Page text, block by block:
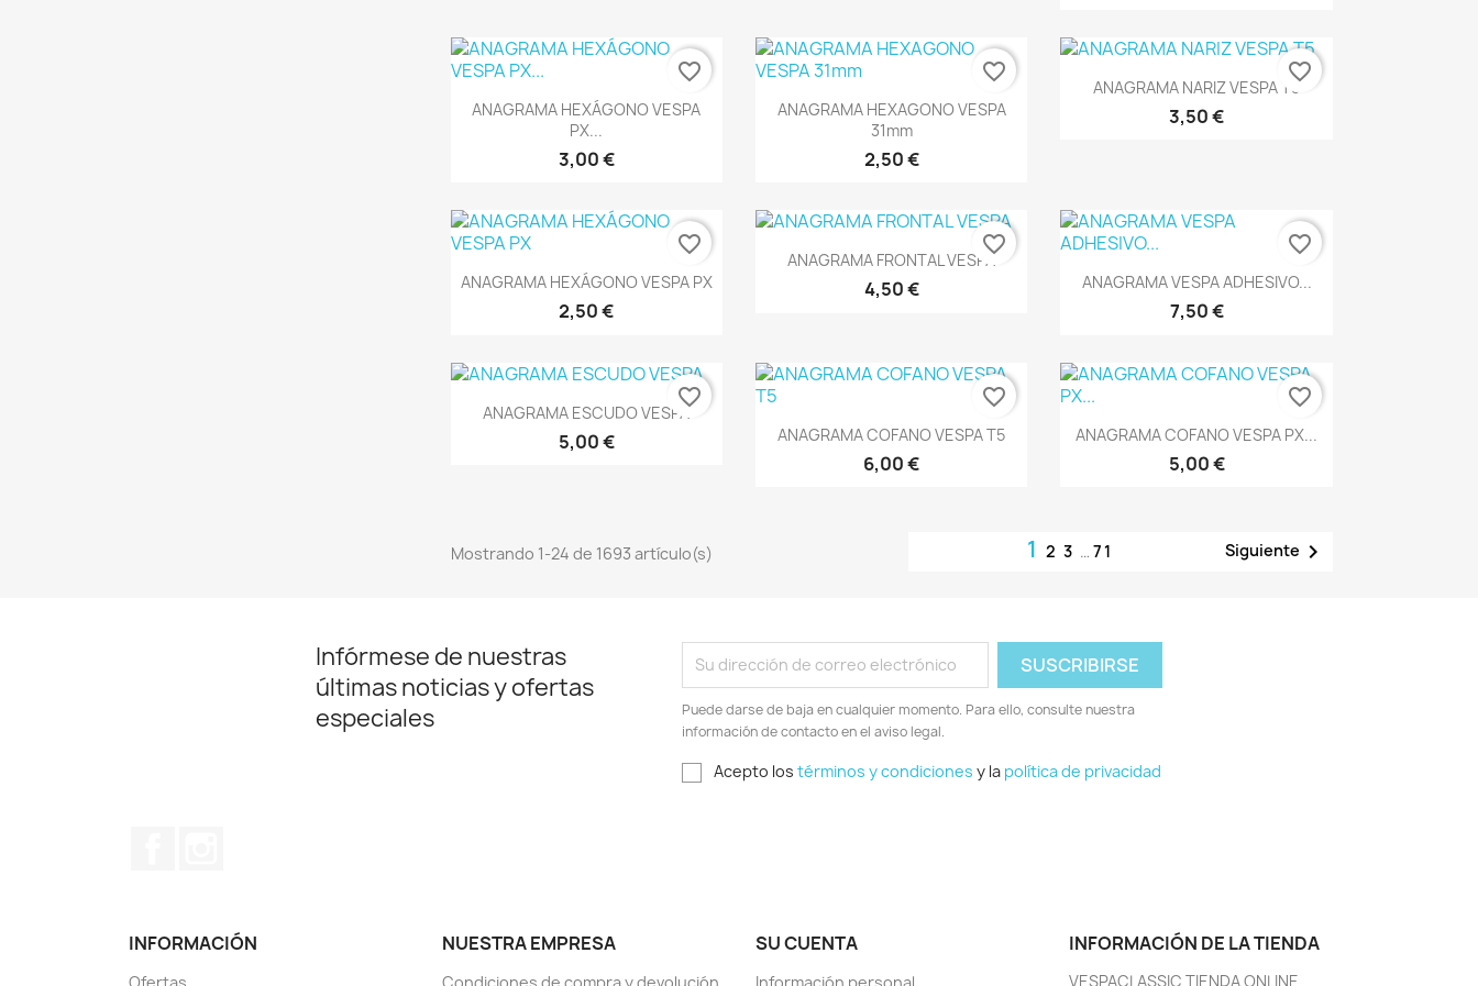
Vista rápida
ANAGRAMA HEXÁGONO VESPA
PX...
3,00 €
favorite_border
Vista rápida
ANAGRAMA HEXAGONO VESPA
31mm
2,50 €
favorite_border Vista rápida
ANAGRAMA NARIZ VESPA T5
3,50 €
favorite_border
 Vista rápida
ANAGRAMA HEXÁGONO VESPA PX
2,50 €
favorite_border Vista rápida
ANAGRAMA FRONTAL VESPA
4,50 €
favorite_border
Vista rápida
ANAGRAMA VESPA ADHESIVO...
7,50 €
favorite_border
Vista rápida
ANAGRAMA ESCUDO VESPA
5,00 €
favorite_border
Vista rápida
ANAGRAMA COFANO VESPA T5
6,00 €
favorite_border
Vista rápida
ANAGRAMA COFANO VESPA PX...
5,00 €
favorite_border
Mostrando 1-24 de 1693 artículo(s) 1 2 3 … 71 Siguiente 
Infórmese de nuestras
últimas noticias y ofertas
especiales
Puede darse de baja en cualquier momento. Para ello, consulte nuestra
información de contacto en el aviso legal.
Acepto lostérminos y condiciones y la política de privacidad
INFORMACIÓN NUESTRA EMPRESA SU CUENTA INFORMACIÓN DE LA TIENDA
VESPACLASSIC TIENDA ONLINE